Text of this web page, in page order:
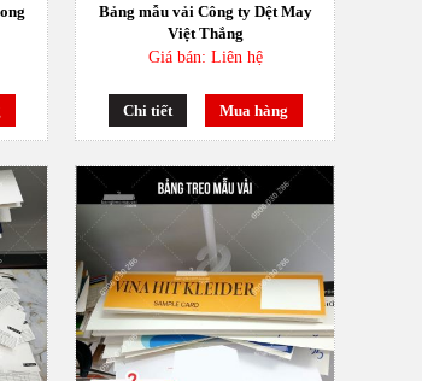
Bảng mẫu vải Công ty Dệt May
Việt Thắng
Giá bán: Liên hệ
Chi tiết Mua hàng